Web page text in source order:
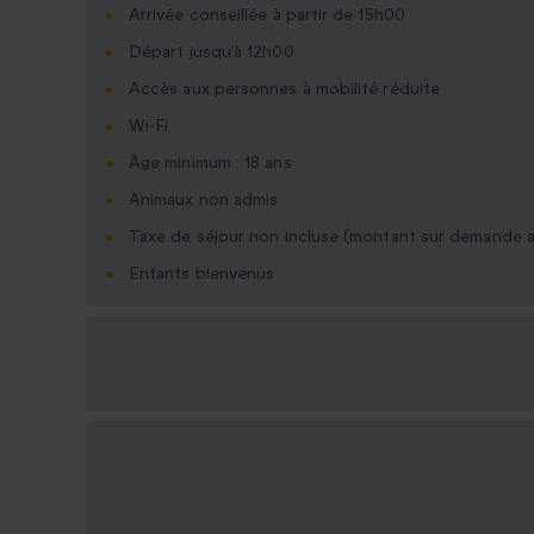
Arrivée conseillée à partir de 15h00
Départ jusqu’à 12h00
Accès aux personnes à mobilité réduite
Wi-Fi
Âge minimum : 18 ans
Animaux non admis
Taxe de séjour non incluse (montant sur demande
Enfants bienvenus